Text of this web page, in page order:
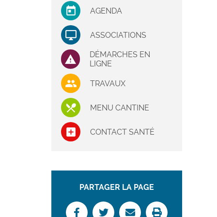
AGENDA
ASSOCIATIONS
DÉMARCHES EN
LIGNE
TRAVAUX
MENU CANTINE
CONTACT SANTÉ
PARTAGER LA PAGE